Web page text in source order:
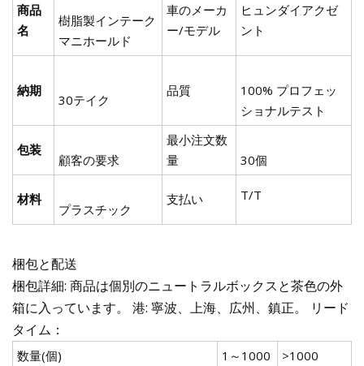
商品
名
樹脂製インテーク
マニホールド
車のメーカ
ー/モデル
ヒュンダイアクゼ
ント
納期
30テイク
品質
100% プロフェッ
ショナルテスト
包装
顧客の要求
最小注文数
量
30個
材料
プラスチック
支払い T/T
梱包と配送
梱包詳細: 商品は個別のニュートラルボックスと茶色の外
箱に入っています。 港: 寧波、上海、広州、鎮正。 リード
タイム：
数量(個) 1～1000
>1000